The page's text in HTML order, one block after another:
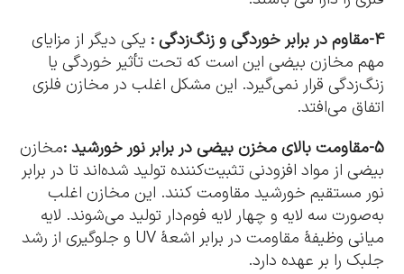
4-مقاوم در برابر خوردگی و زنگ‌زدگی :
یکی دیگر از مزایای
مهم مخازن بیضی این است که تحت تأثیر خوردگی یا
زنگ‌زدگی قرار نمی‌گیرد. این مشکل اغلب در مخازن فلزی
اتفاق می‌افتد.
5-مقاومت بالای مخزن بیضی در برابر نور خورشید :
مخازن
بیضی از مواد افزودنی تثبیت‌کننده تولید شده‌اند تا در برابر
نور مستقیم خورشید مقاومت کنند. این مخازن اغلب
به‌صورت سه لایه و چهار لایه فوم‌دار تولید می‌شوند. لایه
میانی وظیفۀ مقاومت در برابر اشعۀ UV و جلوگیری از رشد
جلبک را بر عهده دارد.